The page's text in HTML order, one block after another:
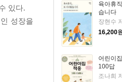
육아휴
습니다
장현수 저
16,200
어린이
100답
조나희 저
있다.
성장을